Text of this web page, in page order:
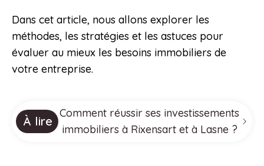
Dans cet article, nous allons explorer les
méthodes, les stratégies et les astuces pour
évaluer au mieux les besoins immobiliers de
votre entreprise.
À lire
Comment réussir ses investissements
immobiliers à Rixensart et à Lasne ?